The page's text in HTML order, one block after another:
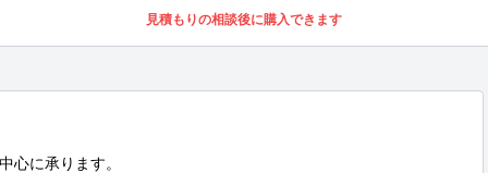
見積もりの相談後に購入できます
心に承ります。